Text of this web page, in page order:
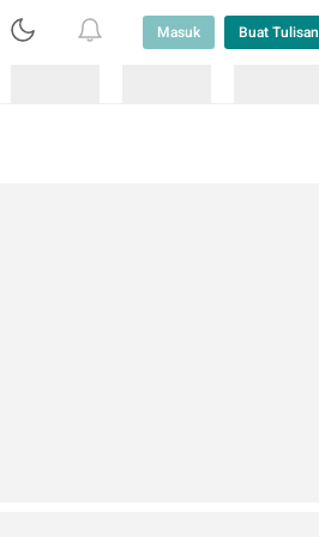
Masuk Buat Tulisan